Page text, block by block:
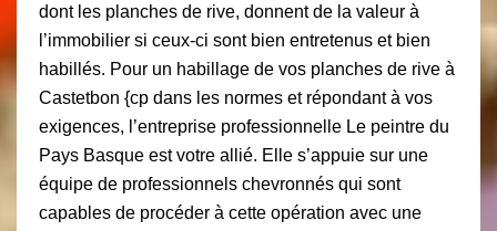
dont les planches de rive, donnent de la valeur à
l’immobilier si ceux-ci sont bien entretenus et bien
habillés. Pour un habillage de vos planches de rive à
Castetbon {cp dans les normes et répondant à vos
exigences, l’entreprise professionnelle Le peintre du
Pays Basque est votre allié. Elle s’appuie sur une
équipe de professionnels chevronnés qui sont
capables de procéder à cette opération avec une